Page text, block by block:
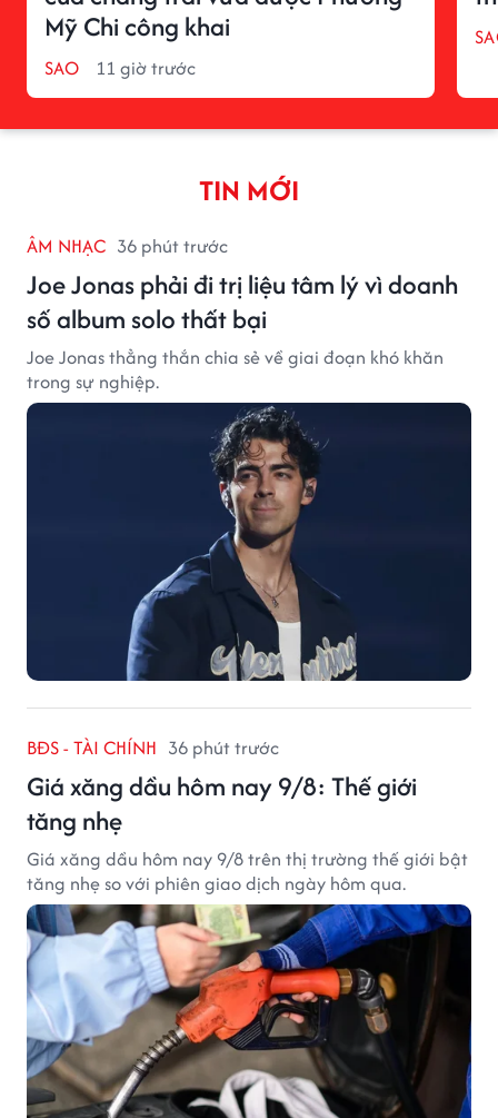
Mỹ Chi công khai
SAO 11 giờ trước
TIN MỚI
ÂM NHẠC 36 phút trước
Joe Jonas phải đi trị liệu tâm lý vì doanh
số album solo thất bại
Joe Jonas thẳng thắn chia sẻ về giai đoạn khó khăn
trong sự nghiệp.
BĐS - TÀI CHÍNH 36 phút trước
Giá xăng dầu hôm nay 9/8: Thế giới
tăng nhẹ
Giá xăng dầu hôm nay 9/8 trên thị trường thế giới bật
tăng nhẹ so với phiên giao dịch ngày hôm qua.